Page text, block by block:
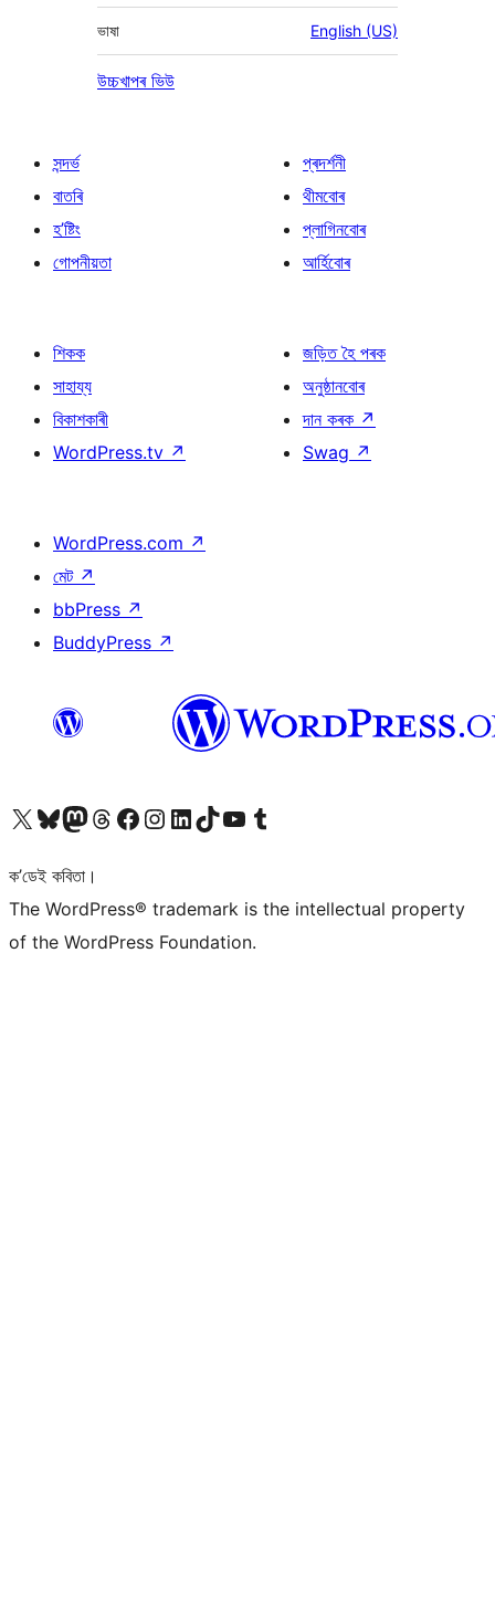
ভাষা English (US)
উচ্চখাপৰ ভিউ
সন্দৰ্ভ
বাতৰি
হ’ষ্টিং
গোপনীয়তা
প্ৰদৰ্শনী
থীমবোৰ
প্লাগিনবোৰ
আৰ্হিবোৰ
শিকক
সাহায্য
বিকাশকাৰী
WordPress.tv ↗
জড়িত হৈ পৰক
অনুষ্ঠানবোৰ
দান কৰক ↗
Swag ↗
WordPress.com ↗
মেট ↗
bbPress ↗
BuddyPress ↗
আমাৰ X (আগৰ Twitter) একাউণ্টলৈ যাওকআমাৰ Bluesky একাউণ্টলৈ যাওকআমাৰ Mastodon একাউণ্টলৈ যাওকআমাৰ Threads একাউণ্টলৈ যাওকআমাৰ Facebook পৃষ্ঠালৈ যাওকআমাৰ Instagram একাউণ্টলৈ যাওকআমাৰ LinkedIn একাউণ্টলৈ যাওকআমাৰ TikTok একাউণ্টলৈ যাওকআমাৰ YouTube চেনেললৈ যাওকআমাৰ Tumblr একাউণ্টলৈ যাওক
ক’ডেই কবিতা।
The WordPress® trademark is the intellectual property
of the WordPress Foundation.